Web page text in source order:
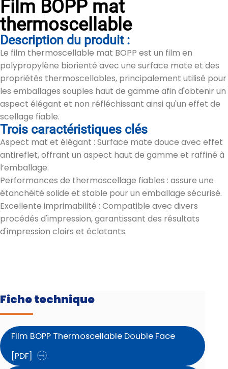
Film BOPP mat
thermoscellable
Description du produit :
Le film thermoscellable mat BOPP est un film en
polypropylène biorienté avec une surface mate et des
propriétés thermoscellables, principalement utilisé pour
les emballages souples haut de gamme afin d'obtenir un
aspect élégant et non réfléchissant ainsi qu'un effet de
scellage fiable.
Trois caractéristiques clés
Aspect mat et élégant : Surface mate douce avec effet
antireflet, offrant un aspect haut de gamme et raffiné à
l’emballage.
Performances de thermoscellage fiables : assure une
étanchéité solide et stable pour un emballage sécurisé.
Excellente imprimabilité : Compatible avec divers
procédés d'impression, garantissant des résultats
d'impression clairs et éclatants.
Fiche technique
Film BOPP Thermoscellable Double Face
[PDF]